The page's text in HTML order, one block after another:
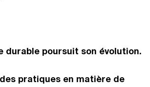
durable poursuit son évolution.
pratiques en matière de